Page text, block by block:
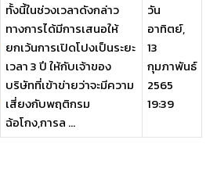
ทั้งนี้ในช่วงเวลาดังกล่าว
ทางการได้มีการเสนอให้
ยกเว้นการเปิดโปงเป็นระยะ
เวลา 3 ปี ให้กับเจ้าของ
บริษัทที่เข้าข่ายว่าจะมีความ
เสี่ยงกับพฤติกรม
ฉ้อโกง,การล ...
วัน
อาทิตย์,
13
กุมภาพันธ์
2565
19:39